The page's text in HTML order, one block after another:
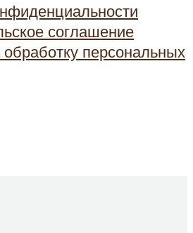
соглашение
персональных